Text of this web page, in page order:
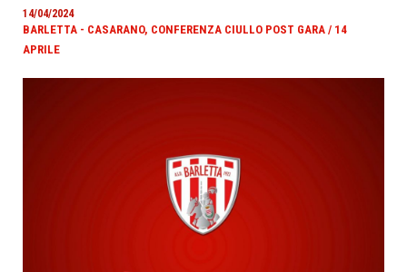
14/04/2024
BARLETTA - CASARANO, CONFERENZA CIULLO POST GARA / 14
APRILE